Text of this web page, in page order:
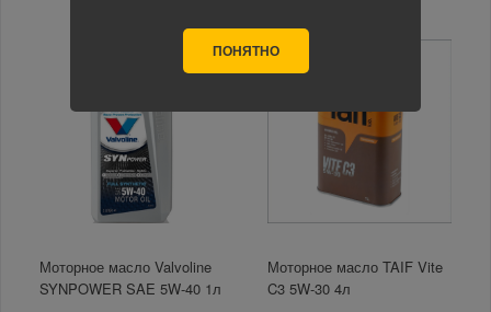
Моторное масло Valvoline
SYNPOWER SAE 5W-40 1л
Моторное масло TAIF Vite
C3 5W-30 4л
ПОНЯТНО